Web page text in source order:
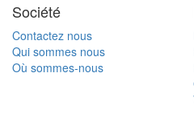
Société
Contactez nous
Qui sommes nous
Où sommes-nous